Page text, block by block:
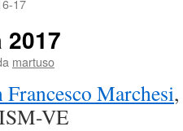
17
2017
martuso
Marchesi
VE